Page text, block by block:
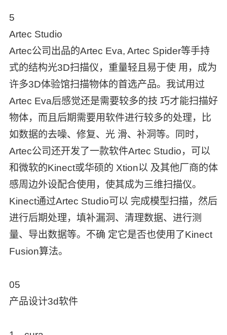
5
Artec Studio
Artec公司出品的Artec Eva, Artec Spider等手持
式的结构光3D扫描仪，重量轻且易于使 用，成为
许多3D体验馆扫描物体的首选产品。我试用过
Artec Eva后感觉还是需要较多的技 巧才能扫描好
物体，而且后期需要用软件进行较多的处理，比
如数据的去噪、修复、光 滑、补洞等。同时，
Artec公司还开发了一款软件Artec Studio，可以
和微软的Kinect或华硕的 Xtion以 及其他厂商的体
感周边外设配合使用，使其成为三维扫描仪。
Kinect通过Artec Studio可以 完成模型扫描，然后
进行后期处理，填补漏洞、清理数据、进行测
量、导出数据等。不确 定它是否也使用了Kinect
Fusion算法。
05
产品设计3d软件